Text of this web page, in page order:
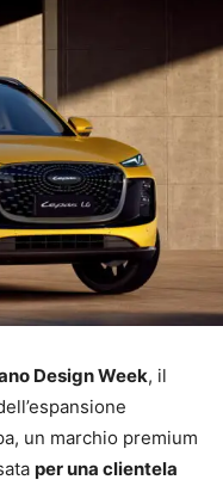
Design Week, il
un marchio premium
per una clientela